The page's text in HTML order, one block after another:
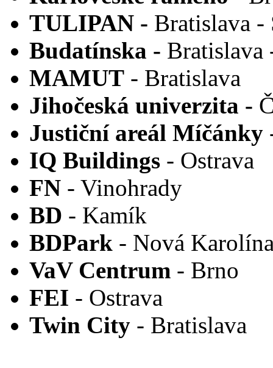
TULIPAN - Bratislava -
Budatínska - Bratislava
MAMUT - Bratislava
Jihočeská univerzita -
Justiční areál Míčánky
IQ Buildings - Ostrava
FN - Vinohrady
BD - Kamík
BDPark - Nová
VaV Centrum - Brno
FEI - Ostrava
Twin City - Bratislava